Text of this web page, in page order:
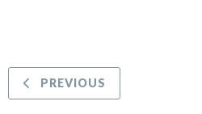
PREVIOUS